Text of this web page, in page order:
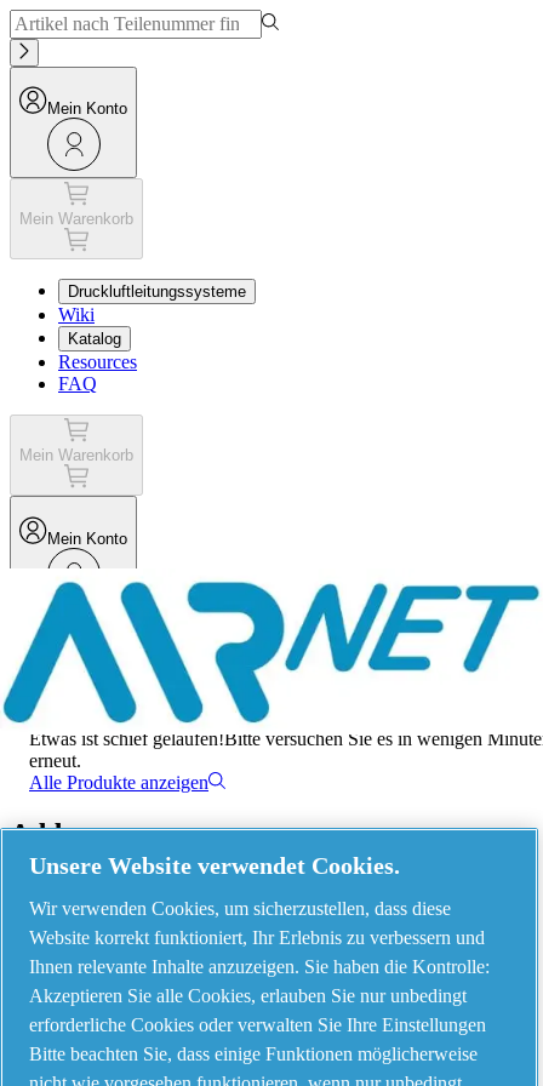
Mein Konto
Mein Warenkorb
Druckluftleitungssysteme
Wiki
Katalog
Resources
FAQ
Mein Warenkorb
Mein Konto
Menü
Es ist ein Fehler aufgetreten
Etwas ist schief gelaufen!Bitte versuchen Sie es in wenigen
erneut.
Alle Produkte anzeigen
Address
Via Selva Maiolo, 5/7 - 36075, Montecchio Maggiore, Vicenza Italy
Contact us
Unsere Website verwendet Cookies.
Wir verwenden Cookies, um sicherzustellen, dass diese
Website korrekt funktioniert, Ihr Erlebnis zu verbessern und
Ihnen relevante Inhalte anzuzeigen. Sie haben die Kontrolle:
Akzeptieren Sie alle Cookies, erlauben Sie nur unbedingt
erforderliche Cookies oder verwalten Sie Ihre Einstellungen
Bitte beachten Sie, dass einige Funktionen möglicherweise